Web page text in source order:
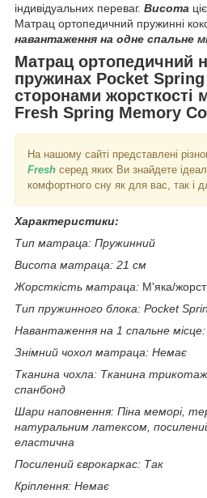
індивідуальних переваг. Висота
Матрац ортопедичний пружинні
навантаження на одне спальне
Матрац ортопедичний
пружинах Pocket Spring
сторонами жорсткості
Fresh Spring Memory
На нашому сайті представлені
Fresh серед яких Ви знайдете
комфортного сну як для вас, так і
Характеристики:
Тип матраца: Пружинний
Висота матраца: 21 см
Жорсткість матраца: М'яка/
Тип пружинного блока: Pocket
Навантаження на 1 спальне місце:
Знімний чохол матраца: Немає
Тканина чохла: Тканина
спанбонд
Шари наповнення: Піна меморі,
натуральним латексом,
еластична
Посилений єврокаркас: Так
Кріплення: Немає